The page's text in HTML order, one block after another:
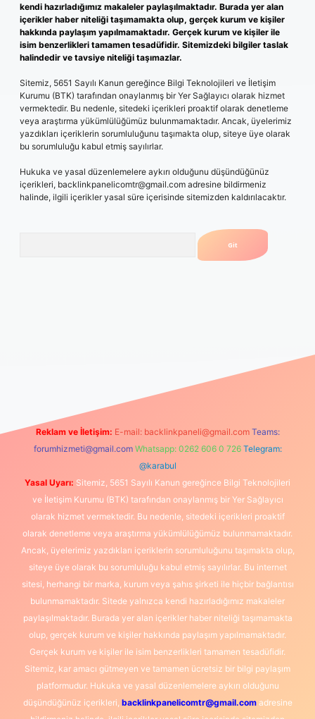
kendi hazırladığımız makaleler paylaşılmaktadır. Burada yer alan
içerikler haber niteliği taşımamakta olup, gerçek kurum ve kişiler
hakkında paylaşım yapılmamaktadır. Gerçek kurum ve kişiler ile
isim benzerlikleri tamamen tesadüfidir. Sitemizdeki bilgiler taslak
halindedir ve tavsiye niteliği taşımazlar.
Sitemiz, 5651 Sayılı Kanun gereğince Bilgi Teknolojileri ve İletişim
Kurumu (BTK) tarafından onaylanmış bir Yer Sağlayıcı olarak hizmet
vermektedir. Bu nedenle, sitedeki içerikleri proaktif olarak denetleme
veya araştırma yükümlülüğümüz bulunmamaktadır. Ancak, üyelerimiz
yazdıkları içeriklerin sorumluluğunu taşımakta olup, siteye üye olarak
bu sorumluluğu kabul etmiş sayılırlar.
Hukuka ve yasal düzenlemelere aykırı olduğunu düşündüğünüz
içerikleri, backlinkpanelicomtr@gmail.com adresine bildirmeniz
halinde, ilgili içerikler yasal süre içerisinde sitemizden kaldırılacaktır.
Reklam ve İletişim: E-mail: backlinkpaneli@gmail.com Teams:
forumhizmeti@gmail.com Whatsapp: 0262 606 0 726 Telegram:
@karabul
Yasal Uyarı: Sitemiz, 5651 Sayılı Kanun gereğince Bilgi Teknolojileri
ve İletişim Kurumu (BTK) tarafından onaylanmış bir Yer Sağlayıcı
olarak hizmet vermektedir. Bu nedenle, sitedeki içerikleri proaktif
olarak denetleme veya araştırma yükümlülüğümüz bulunmamaktadır.
Ancak, üyelerimiz yazdıkları içeriklerin sorumluluğunu taşımakta olup,
siteye üye olarak bu sorumluluğu kabul etmiş sayılırlar. Bu internet
sitesi, herhangi bir marka, kurum veya şahıs şirketi ile hiçbir bağlantısı
bulunmamaktadır. Sitede yalnızca kendi hazırladığımız makaleler
paylaşılmaktadır. Burada yer alan içerikler haber niteliği taşımamakta
olup, gerçek kurum ve kişiler hakkında paylaşım yapılmamaktadır.
Gerçek kurum ve kişiler ile isim benzerlikleri tamamen tesadüfidir.
Sitemiz, kar amacı gütmeyen ve tamamen ücretsiz bir bilgi paylaşım
platformudur. Hukuka ve yasal düzenlemelere aykırı olduğunu
düşündüğünüz içerikleri, backlinkpanelicomtr@gmail.comadresine